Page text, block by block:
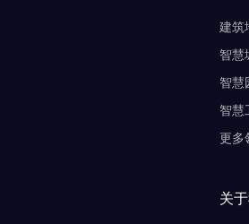
建筑
智慧
智慧
智慧
更多
关